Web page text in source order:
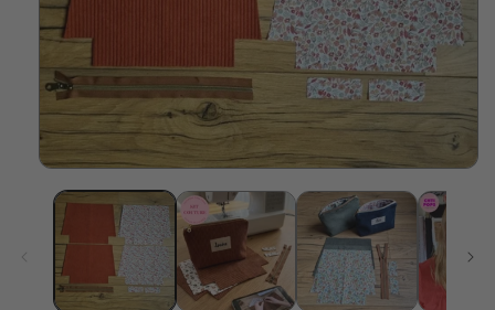
média
dans
fenêtre
modale